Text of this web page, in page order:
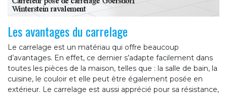
Les avantages du carrelage
Le carrelage est un matériau qui offre beaucoup
d’avantages. En effet, ce dernier s’adapte facilement dans
toutes les pièces de la maison, telles que : la salle de bain, la
cuisine, le couloir et elle peut être également posée en
extérieur. Le carrelage est aussi apprécié pour sa résistance,